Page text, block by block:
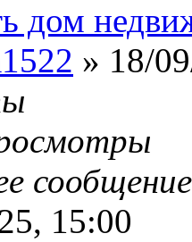
дом
» 18/
15:00